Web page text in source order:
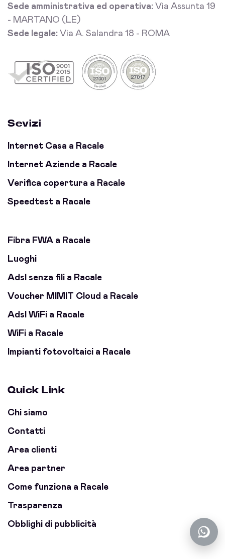
Sede amministrativa ed operativa: Via Assunta 19
- MARTANO (LE)
Sede legale: Via A. Salandra 18 - ROMA
Sevizi
Internet Casa a Racale
Internet Aziende a Racale
Verifica copertura a Racale
Speedtest a Racale
Fibra FWA a Racale
Luoghi
Adsl senza fili a Racale
Voucher MIMIT Cloud a Racale
Adsl WiFi a Racale
WiFi a Racale
Impianti fotovoltaici a Racale
Quick Link
Chi siamo
Contatti
Area clienti
Area partner
Come funziona a Racale
Trasparenza
Obblighi di pubblicità